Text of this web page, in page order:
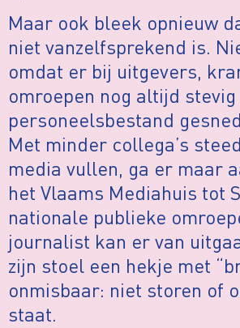
Maar ook bleek opnieuw
niet vanzelfsprekend is.
omdat er bij uitgevers,
omroepen nog altijd
personeelsbestand
Met minder collega’s
media vullen, ga er maar
het Vlaams Mediahuis tot
nationale publieke
journalist kan er van
zijn stoel een hekje met
onmisbaar: niet storen of
staat.